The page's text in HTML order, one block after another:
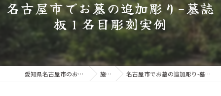
名古屋市でお墓の追加彫り-墓誌
板１名目彫刻実例
愛知県名古屋市のお墓なら彫刻本舗 施工例 名古屋市でお墓の追加彫り-墓誌板１名目彫刻実例